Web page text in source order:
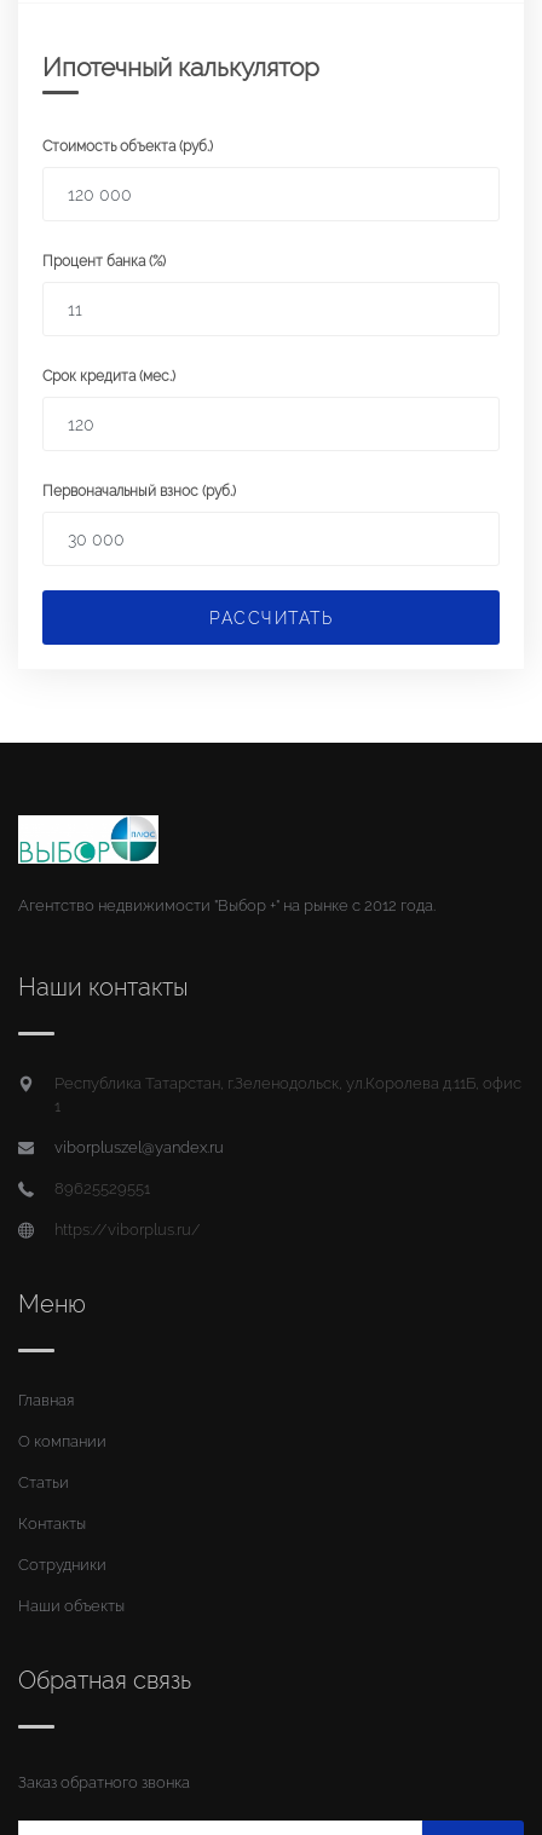
Ипотечный калькулятор
Стоимость объекта (руб.)
Процент банка (%)
Срок кредита (мес.)
Первоначальный взнос (руб.)
РАССЧИТАТЬ
Агентство недвижимости "Выбор +" на рынке с 2012 года.
Наши контакты
Республика Татарстан, г.Зеленодольск, ул.Королева д.11Б, офис
1
viborpluszel@yandex.ru
89625529551
https://viborplus.ru/
Меню
Главная
О компании
Статьи
Контакты
Сотрудники
Наши объекты
Обратная связь
Заказ обратного звонка